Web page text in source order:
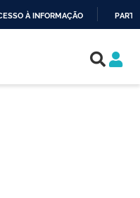
À INFORMAÇÃO